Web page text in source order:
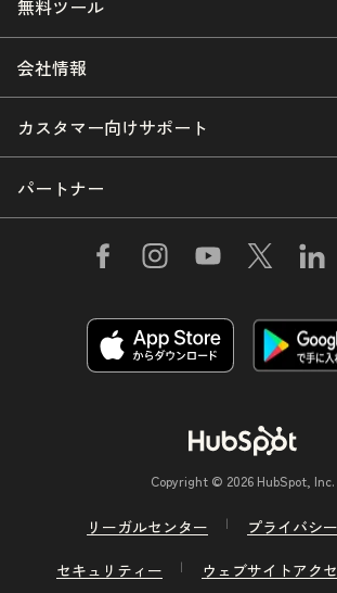
無料ツール
会社情報
カスタマー向けサポート
パートナー
Copyright © 2026 HubSpot, Inc.
リーガルセンター
プライバシ
セキュリティー
ウェブサイトアク